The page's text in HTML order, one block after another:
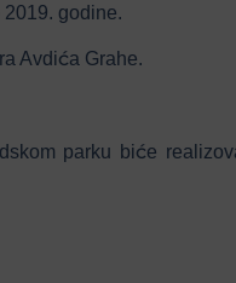
godine.
Avdića Grahe.
parku biće